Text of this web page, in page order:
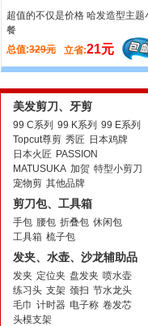
仅是价格 哈发造型主题小套
元 立省:21元
美发剪刀、牙剪
99 C系列 99 K系列 99 E系列
Topcut尊剪 秀匠 日本鸡牌
日本火匠 PASSION
MATUSUKA 加贺 特型小剪刀
宠物剪 其他品牌
剪刀包、工具箱
手包 腰包 折叠包 休闲包
工具箱 梳子包
发夹、水壶、沙龙辅助品
发夹 定位夹 盘发夹 喷水壶
练习头 支架 颈扫 节水龙头
毛巾 计时器 电子称 卷发芯
头模支架